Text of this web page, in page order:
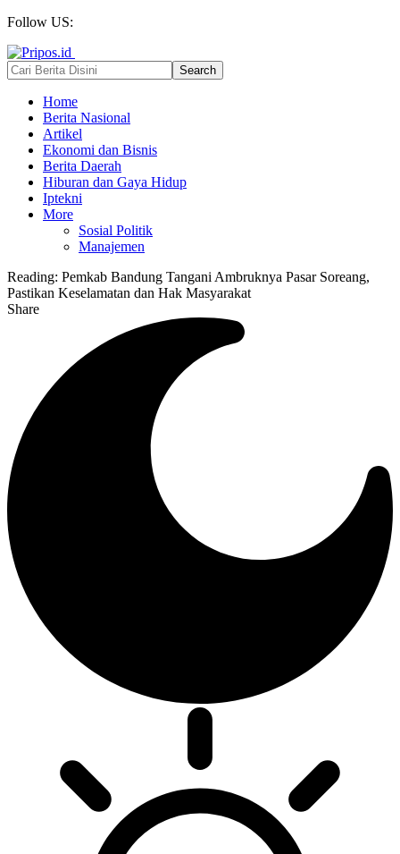
Follow US:
Home
Berita Nasional
Artikel
Ekonomi dan Bisnis
Berita Daerah
Hiburan dan Gaya Hidup
Iptekni
More
Sosial Politik
Manajemen
Reading: Pemkab Bandung Tangani Ambruknya Pasar Soreang,
Pastikan Keselamatan dan Hak Masyarakat
Share